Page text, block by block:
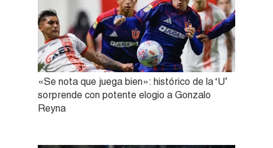
«Se nota que juega bien»: histórico de la ‘U’
sorprende con potente elogio a Gonzalo
Reyna